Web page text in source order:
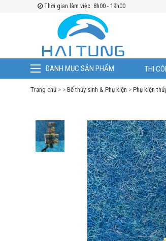
Thời gian làm việc: 8h00 - 19h00
DANH MỤC SẢN PHẨM THI
Trang chủ > > Bể thủy sinh & Phụ kiện > Phụ kiện